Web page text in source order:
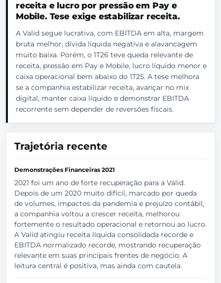
receita e lucro por pressão em Pay e
Mobile. Tese exige estabilizar receita.
A Valid segue lucrativa, com EBITDA em alta, margem
bruta melhor, dívida líquida negativa e alavancagem
muito baixa. Porém, o 1T26 teve queda relevante de
receita, pressão em Pay e Mobile, lucro líquido menor e
caixa operacional bem abaixo do 1T25. A tese melhora
se a companhia estabilizar receita, avançar no mix
digital, manter caixa líquido e demonstrar EBITDA
recorrente sem depender de reversões fiscais.
Trajetória recente
Demonstrações Financeiras 2021
2021 foi um ano de forte recuperação para a Valid.
Depois de um 2020 muito difícil, marcado por queda
de volumes, impactos da pandemia e prejuízo contábil,
a companhia voltou a crescer receita, melhorou
fortemente o resultado operacional e retornou ao lucro.
A Valid atingiu receita líquida consolidada recorde e
EBITDA normalizado recorde, mostrando recuperação
relevante em suas principais frentes de negócio. A
leitura central é positiva, mas ainda com cautela.